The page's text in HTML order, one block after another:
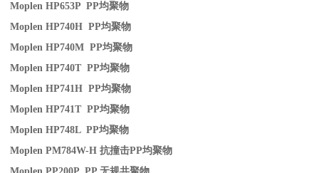
Moplen HP653P PP均聚物
Moplen HP740H PP均聚物
Moplen HP740M PP均聚物
Moplen HP740T PP均聚物
Moplen HP741H PP均聚物
Moplen HP741T PP均聚物
Moplen HP748L PP均聚物
Moplen PM784W-H抗撞击PP均聚物